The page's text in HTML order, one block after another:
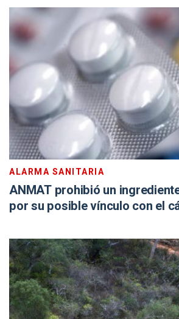
ALARMA SANITARIA
ANMAT prohibió un
por su posible vínculo con el